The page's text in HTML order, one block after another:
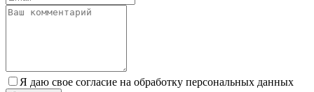
Я даю свое согласие на обработку персональных данных